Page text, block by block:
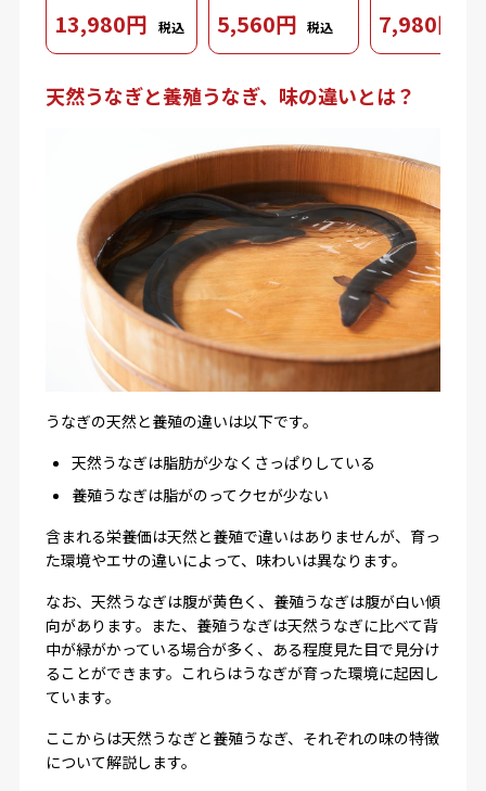
13,980円 税込
3.7g、ダシ10ml、わさび
5,560円 税込 7,980円
天然うなぎと養殖うなぎ、味の違いとは？
うなぎの天然と養殖の違いは以下です。
天然うなぎは脂肪が少なくさっぱりしている
養殖うなぎは脂がのってクセが少ない
含まれる栄養価は天然と養殖で違いはありませんが、育っ
た環境やエサの違いによって、味わいは異なります。
なお、天然うなぎは腹が黄色く、養殖うなぎは腹が白い傾
向があります。また、養殖うなぎは天然うなぎに比べて背
中が緑がかっている場合が多く、ある程度見た目で見分け
ることができます。これらはうなぎが育った環境に起因し
ています。
ここからは天然うなぎと養殖うなぎ、それぞれの味の特徴
について解説します。